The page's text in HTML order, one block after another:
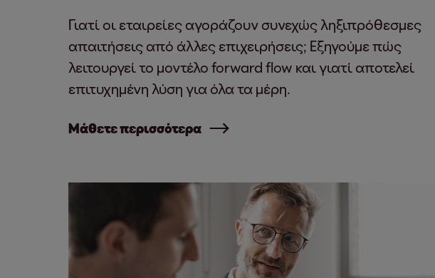
Γιατί οι εταιρείες αγοράζουν συνεχώς ληξιπρόθεσμες
απαιτήσεις από άλλες επιχειρήσεις; Εξηγούμε πώς
λειτουργεί το μοντέλο forward flow και γιατί αποτελεί
επιτυχημένη λύση για όλα τα μέρη.
Μάθετε περισσότερα